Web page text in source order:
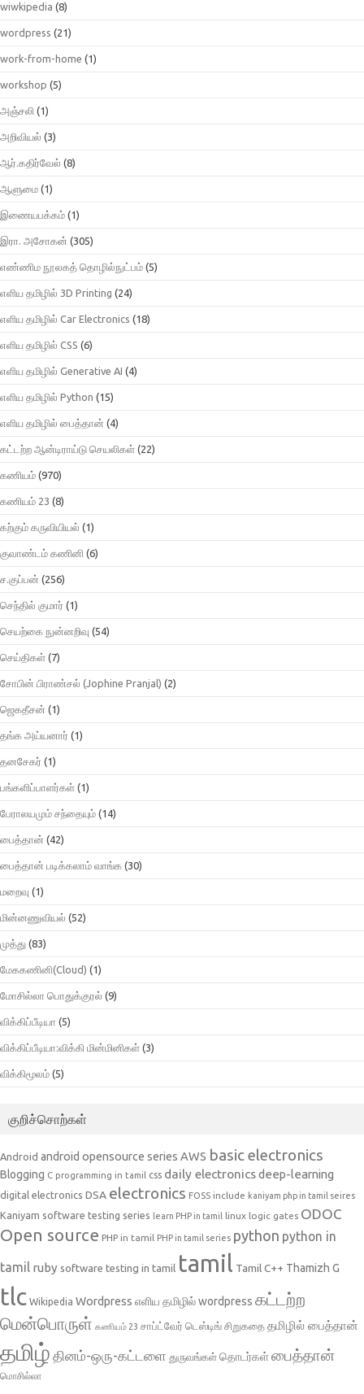
wiwkipedia (8)
wordpress (21)
work-from-home (1)
workshop (5)
அஞ்சலி (1)
அறிவியல் (3)
ஆர்.கதிர்வேல் (8)
ஆளுமை (1)
இணையபக்கம் (1)
இரா. அசோகன் (305)
எண்ணிம நூலகத் தொழில்நுட்பம் (5)
எளிய தமிழில் 3D Printing (24)
எளிய தமிழில் Car Electronics (18)
எளிய தமிழில் CSS (6)
எளிய தமிழில் Generative AI (4)
எளிய தமிழில் Python (15)
எளிய தமிழில் பைத்தான் (4)
கட்டற்ற ஆன்டிராய்டு செயலிகள் (22)
கணியம் (970)
கணியம் 23 (8)
கற்கும் கருவியியல் (1)
குவாண்டம் கணினி (6)
ச.குப்பன் (256)
செந்தில் குமார் (1)
செயற்கை நுன்னறிவு (54)
செய்திகள் (7)
சோபின் பிராண்சல் (Jophine Pranjal) (2)
ஜெகதீசன் (1)
தங்க அய்யனார் (1)
தனசேகர் (1)
பங்களிப்பாளர்கள் (1)
பேராலயமும் சந்தையும் (14)
பைத்தான் (42)
பைத்தான் படிக்கலாம் வாங்க (30)
மறைவு (1)
மின்னணுவியல் (52)
முத்து (83)
மேககணினி(Cloud) (1)
மோசில்லா பொதுக்குரல் (9)
விக்கிப்பீடியா (5)
விக்கிப்பீடியா:விக்கி மின்மினிகள் (3)
விக்கிமூலம் (5)
குறிச்சொற்கள்
Android android opensource series AWS basic electronics
Blogging C programming in tamil css daily electronicsdeep-learning
digital electronics DSA electronics FOSS include kaniyam php in tamil seires
Kaniyam software testing series learn PHP in tamil linux logic gates ODOC
Open source PHP in tamil PHP in tamil series python python in
tamil ruby software testing in tamil tamil Tamil C++ Thamizh G
tlc Wikipedia Wordpress எளிய தமிழில் wordpress கட்டற்ற
மென்பொருள் கணியம் 23 சாப்ட்வேர் டெஸ்டிங் சிறுகதை தமிழில் பைத்தான்
தமிழ் தினம்-ஒரு-கட்டளை துருவங்கள் தொடர்கள்பைத்தான்
மொசில்லா